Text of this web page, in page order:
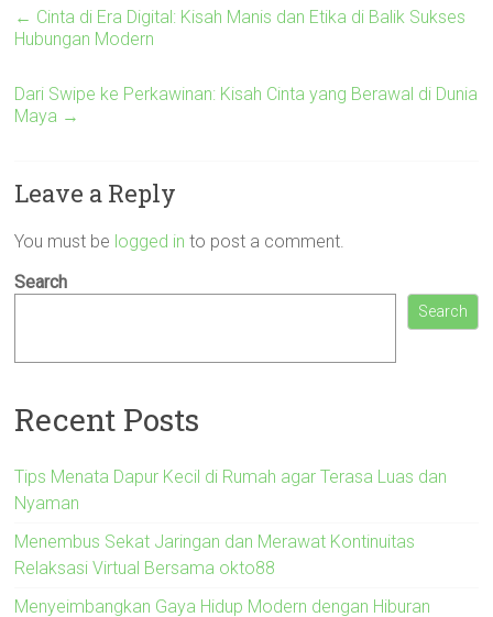
← Cinta di Era Digital: Kisah Manis dan Etika di Balik Sukses
Hubungan Modern
Dari Swipe ke Perkawinan: Kisah Cinta yang Berawal di Dunia
Maya →
Leave a Reply
You must be logged in to post a comment.
Search
Search
Recent Posts
Tips Menata Dapur Kecil di Rumah agar Terasa Luas dan
Nyaman
Menembus Sekat Jaringan dan Merawat Kontinuitas
Relaksasi Virtual Bersama okto88
Menyeimbangkan Gaya Hidup Modern dengan Hiburan